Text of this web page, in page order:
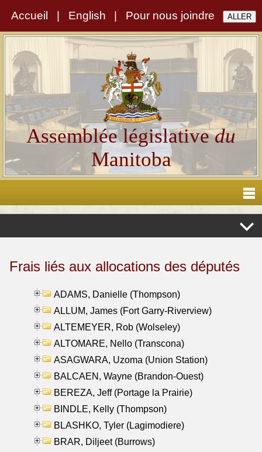
Accueil English Pour nous joindre
Assemblée législativedu
Manitoba
Frais liés aux allocations des députés
ADAMS, Danielle (Thompson)
ALLUM, James (Fort Garry-Riverview)
ALTEMEYER, Rob (Wolseley)
ALTOMARE, Nello (Transcona)
ASAGWARA, Uzoma (Union Station)
BALCAEN, Wayne (Brandon-Ouest)
BEREZA, Jeff (Portage la Prairie)
BINDLE, Kelly (Thompson)
BLASHKO, Tyler (Lagimodiere)
BRAR, Diljeet (Burrows)